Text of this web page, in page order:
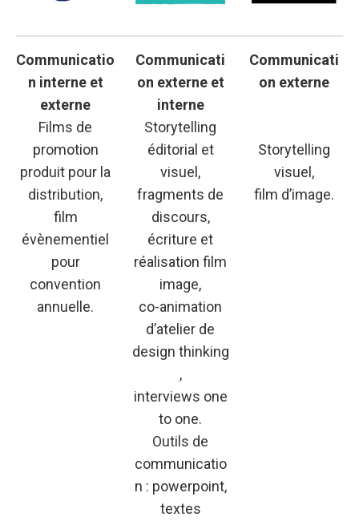
Communicatio
n interne et
externe
Films de
promotion
produit pour la
distribution,
film
évènementiel
pour
convention
annuelle.
Communicati
on externe et
interne
Storytelling
éditorial et
visuel,
fragments de
discours,
écriture et
réalisation film
image,
co-animation
d’atelier de
design thinking
,
interviews one
to one.
Outils de
communicatio
n : powerpoint,
textes
Communicati
on externe
Storytelling
visuel,
film d’image.